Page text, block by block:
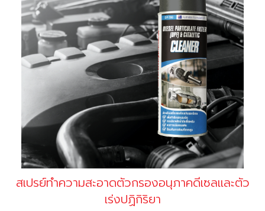
สเปรย์ทำความสะอาดตัวกรองอนุภาคดีเซลและตัว
เร่งปฏิกิริยา